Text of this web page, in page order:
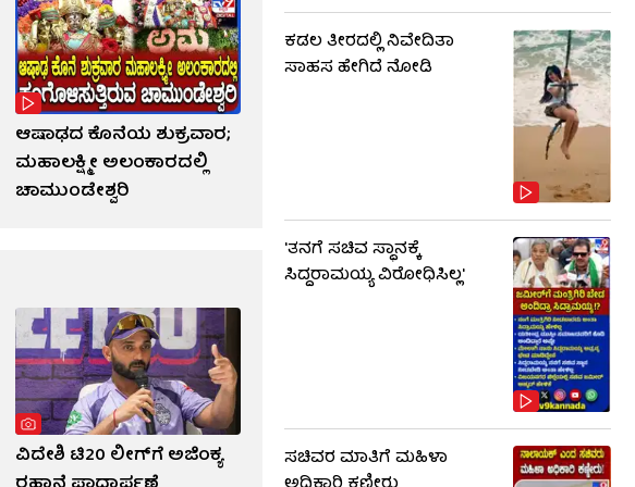
ಆಷಾಢದ ಕೊನೆಯ ಶುಕ್ರವಾರ;
ಮಹಾಲಕ್ಷ್ಮೀ ಅಲಂಕಾರದಲ್ಲಿ
ಚಾಮುಂಡೇಶ್ವರಿ
ವಿದೇಶಿ ಟಿ20 ಲೀಗ್​ಗೆ ಅಜಿಂಕ್ಯ
ಕಡಲ ತೀರದಲ್ಲಿ ನಿವೇದಿತಾ
ಸಾಹಸ ಹೇಗಿದೆ ನೋಡಿ
'ತನಗೆ ಸಚಿವ ಸ್ಥಾನಕ್ಕೆ
ಸಿದ್ದರಾಮಯ್ಯ ವಿರೋಧಿಸಿಲ್ಲ'
ಸಚಿವರ ಮಾತಿಗೆ ಮಹಿಳಾ